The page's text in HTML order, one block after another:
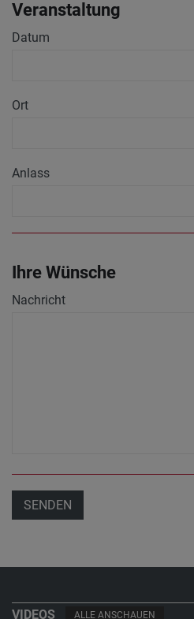
Veranstaltung
Datum
Ort
Anlass
Ihre Wünsche
Nachricht
SENDEN
VIDEOS ALLE ANSCHAUEN